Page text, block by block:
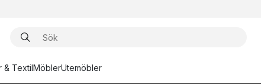
& TextilMöblerUtemöbler